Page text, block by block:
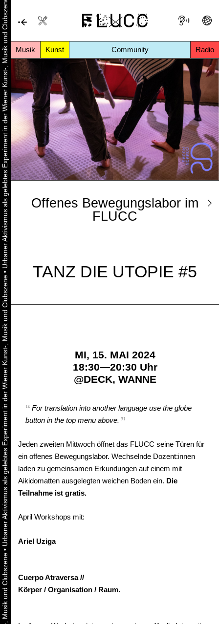
Musik Kunst Community Radio
•
Urbaner Aktivismus als gelebtes Experiment in der Wiener Kunst-, Musik und Clubszene
•
Urbaner Aktivismus als gelebtes Experiment in der Wiener Kunst-, Musik und Clubszene
Offenes Bewegungslabor im
FLUCC
TANZ DIE UTOPIE #5
MI, 15. MAI 2024
18:30—20:30 Uhr
@DECK, WANNE
For translation into another language use the globe
button in the top menu above.
Jeden zweiten Mittwoch öffnet das FLUCC seine Türen für
ein offenes Bewegungslabor. Wechselnde Dozent:innen
laden zu gemeinsamen Erkundungen auf einem mit
Aikidomatten ausgelegten weichen Boden ein. Die
Teilnahme ist gratis.
April Workshops mit:
Ariel Uziga
Cuerpo Atraversa //
Körper / Organisation / Raum.